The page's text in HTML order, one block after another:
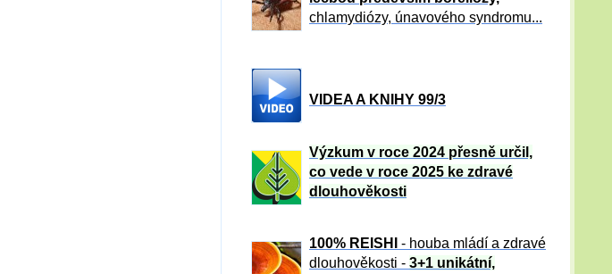
chlamydiózy, únavového syndromu...
VIDEA A KNIHY 99/3
Výzkum v roce 2024 přesně určil,
co vede v roce 2025 ke zdravé
dlouhověkosti
100% REISHI
- houba mládí a zdravé
dlouhověkosti - 3+1 unikátní,